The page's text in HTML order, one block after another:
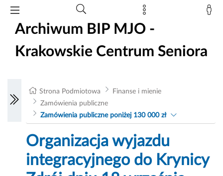
Archiwum BIP MJO -
Krakowskie Centrum Seniora
Strona Podmiotowa
Finanse i mienie
Zamówienia publiczne
Zamówienia publiczne poniżej 130 000 zł
Organizacja wyjazdu
integracyjnego do Krynicy